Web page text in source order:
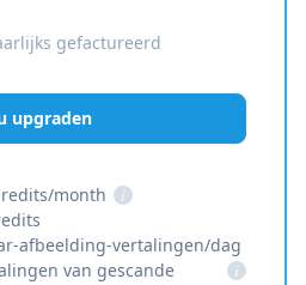
gefactureerd
upgraden
month
i
afbeelding-vertalingen/dag
van gescande
i